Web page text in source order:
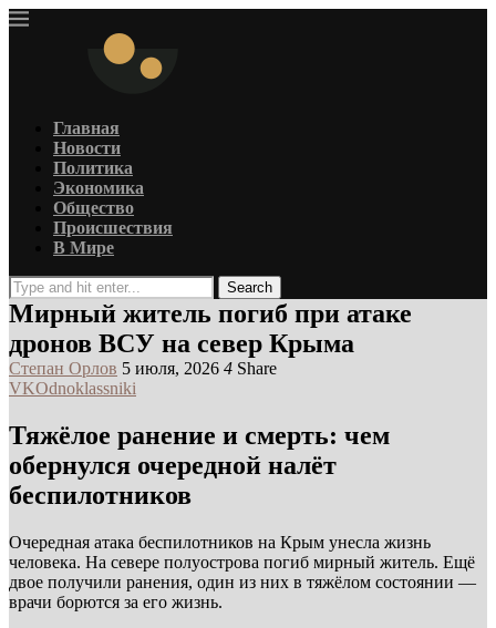
Главная
Новости
Политика
Экономика
Общество
Происшествия
В Мире
Search
Мирный житель погиб при атаке
дронов ВСУ на север Крыма
Степан Орлов 5 июля, 2026 4 Share
VKOdnoklassniki
Тяжёлое ранение и смерть: чем
обернулся очередной налёт
беспилотников
Очередная атака беспилотников на Крым унесла жизнь
человека. На севере полуострова погиб мирный житель. Ещё
двое получили ранения, один из них в тяжёлом состоянии —
врачи борются за его жизнь.